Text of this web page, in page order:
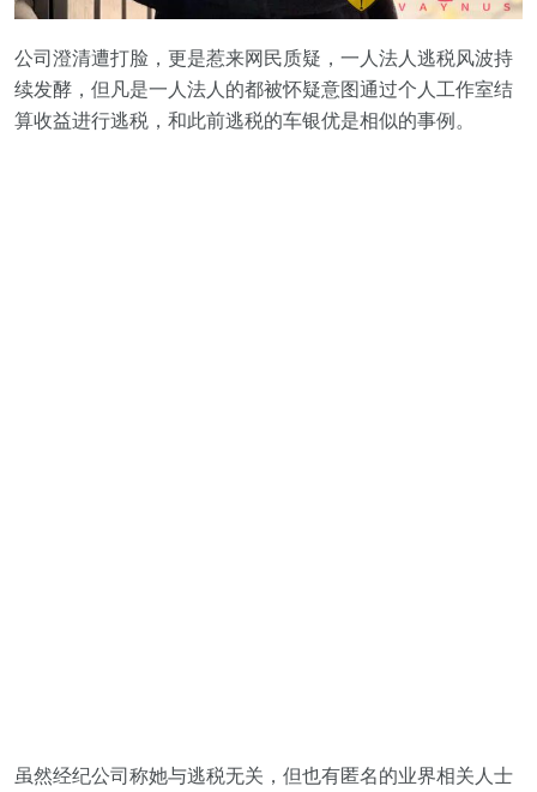
公司澄清遭打脸，更是惹来网民质疑，一人法人逃税风波持
续发酵，但凡是一人法人的都被怀疑意图通过个人工作室结
算收益进行逃税，和此前逃税的车银优是相似的事例。
虽然经纪公司称她与逃税无关，但也有匿名的业界相关人士